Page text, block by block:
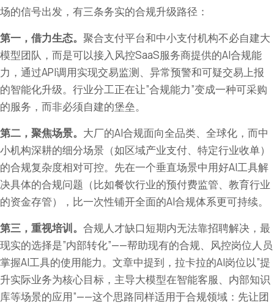
场的信号出发，有三条务实的合规升级路径：
第一，借力生态。 聚合支付平台和中小支付机构不必自建大
模型团队，而是可以接入风控SaaS服务商提供的AI合规能
力，通过API调用实现交易监测、异常预警和可疑交易上报
的智能化升级。行业分工正在让”合规能力”变成一种可采购
的服务，而非必须自建的堡垒。
第二，聚焦场景。 大厂的AI合规面向全品类、全球化，而中
小机构深耕的细分场景（如区域产业支付、特定行业收单）
的合规复杂度相对可控。先在一个垂直场景中用好AI工具解
决具体的合规问题（比如餐饮行业的预付费监管、教育行业
的资金存管），比一次性铺开全面的AI合规体系更可持续。
第三，重视培训。 合规人才缺口短期内无法靠招聘解决，最
现实的选择是”内部转化”——帮助现有的合规、风控岗位人员
掌握AI工具的使用能力。文章中提到，拉卡拉的AI岗位以”提
升实际业务为核心目标，主导大模型在智能客服、内部知识
库等场景的应用”——这个思路同样适用于合规领域：先让团